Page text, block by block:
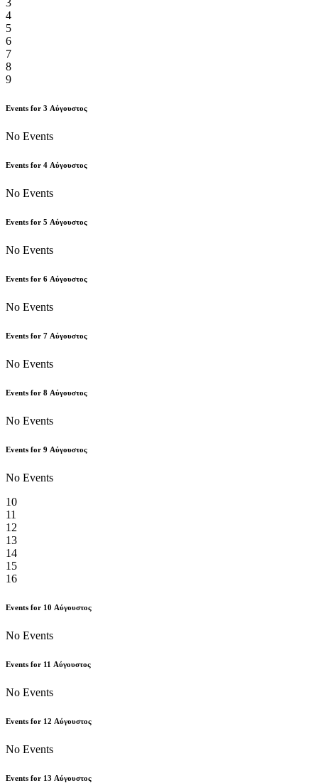
3
4
5
6
7
8
9
Events for 3 Αύγουστος
No Events
Events for 4 Αύγουστος
No Events
Events for 5 Αύγουστος
No Events
Events for 6 Αύγουστος
No Events
Events for 7 Αύγουστος
No Events
Events for 8 Αύγουστος
No Events
Events for 9 Αύγουστος
No Events
10
11
12
13
14
15
16
Events for 10 Αύγουστος
No Events
Events for 11 Αύγουστος
No Events
Events for 12 Αύγουστος
No Events
Events for 13 Αύγουστος